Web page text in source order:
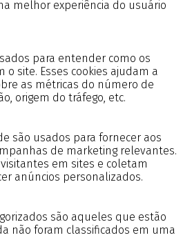
melhor experiência do usuário
para entender como os
site. Esses cookies ajudam a
as métricas do número de
origem do tráfego, etc.
são usados para fornecer aos
de marketing relevantes.
em sites e coletam
anúncios personalizados.
são aqueles que estão
não foram classificados em uma